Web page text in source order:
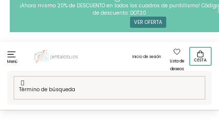
contenido
¡Ahora mismo 20% de DESCUENTO en todos los cuadros de puntillismo! Código
de descuento: DOT20
VER OFERTA
Menú
Inicio de sesión
Lista de
deseos
CESTA
Inicio
Técnicas / Pintura con diamantes
Arte / Selección del disenador